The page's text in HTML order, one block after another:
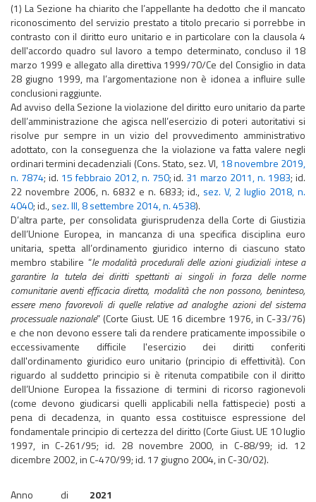
(1) La Sezione ha chiarito che l’appellante ha dedotto che il mancato
riconoscimento del servizio prestato a titolo precario si porrebbe in
contrasto con il diritto euro unitario e in particolare con la clausola 4
dell'accordo quadro sul lavoro a tempo determinato, concluso il 18
marzo 1999 e allegato alla direttiva 1999/70/Ce del Consiglio in data
28 giugno 1999, ma l’argomentazione non è idonea a influire sulle
conclusioni raggiunte.
Ad avviso della Sezione la violazione del diritto euro unitario da parte
dell’amministrazione che agisca nell’esercizio di poteri autoritativi si
risolve pur sempre in un vizio del provvedimento amministrativo
adottato, con la conseguenza che la violazione va fatta valere negli
ordinari termini decadenziali (Cons. Stato, sez. VI, 18 novembre 2019,
n. 7874; id. 15 febbraio 2012, n. 750; id. 31 marzo 2011, n. 1983; id.
22 novembre 2006, n. 6832 e n. 6833; id., sez. V, 2 luglio 2018, n.
4040; id.,sez. III, 8 settembre 2014, n. 4538).
​​​​​​​D’altra parte, per consolidata giurisprudenza della Corte di Giustizia
dell’Unione Europea, in mancanza di una specifica disciplina euro
unitaria, spetta all’ordinamento giuridico interno di ciascuno stato
membro stabilire “le modalità procedurali delle azioni giudiziali intese a
garantire la tutela dei diritti spettanti ai singoli in forza delle norme
comunitarie aventi efficacia diretta, modalità che non possono, beninteso,
essere meno favorevoli di quelle relative ad analoghe azioni del sistema
processuale nazionale” (Corte Giust. UE 16 dicembre 1976, in C-33/76)
e che non devono essere tali da rendere praticamente impossibile o
eccessivamente difficile l'esercizio dei diritti conferiti
dall'ordinamento giuridico euro unitario (principio di effettività). Con
riguardo al suddetto principio si è ritenuta compatibile con il diritto
dell’Unione Europea la fissazione di termini di ricorso ragionevoli
(come devono giudicarsi quelli applicabili nella fattispecie) posti a
pena di decadenza, in quanto essa costituisce espressione del
fondamentale principio di certezza del diritto (Corte Giust. UE 10 luglio
1997, in C-261/95; id. 28 novembre 2000, in C-88/99; id. 12
dicembre 2002, in C-470/99; id. 17 giugno 2004, in C-30/02).
Anno di
2021